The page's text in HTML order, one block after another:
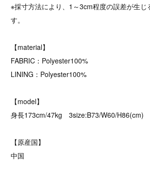
※採寸方法により、1～3cm程度の誤差が生じ
す。
【material】
FABRIC：Polyester100%
LINING：Polyester100%
【model】
身長173cm/47kg 3size:B73/W60/H86(cm)
【原産国】
中国